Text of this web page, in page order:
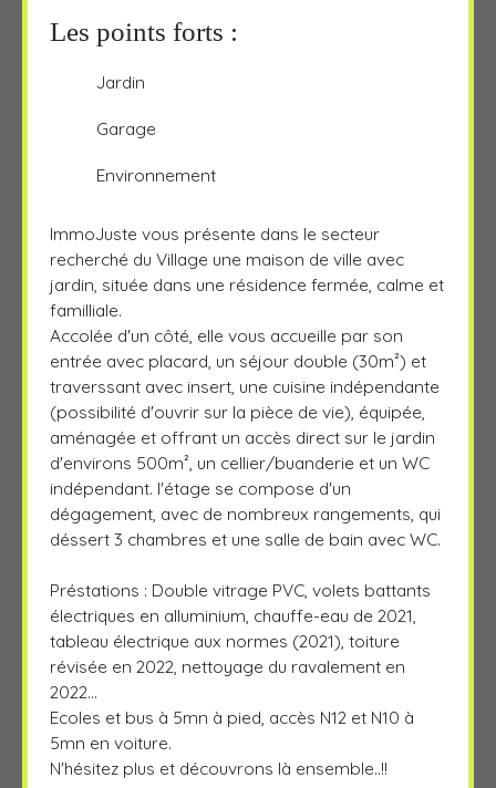
Les points forts :
Jardin
Garage
Environnement
ImmoJuste vous présente dans le secteur
recherché du Village une maison de ville avec
jardin, située dans une résidence fermée, calme et
familliale.
Accolée d'un côté, elle vous accueille par son
entrée avec placard, un séjour double (30m²) et
traverssant avec insert, une cuisine indépendante
(possibilité d'ouvrir sur la pièce de vie), équipée,
aménagée et offrant un accès direct sur le jardin
d'environs 500m², un cellier/buanderie et un WC
indépendant. l'étage se compose d'un
dégagement, avec de nombreux rangements, qui
déssert 3 chambres et une salle de bain avec WC.
Préstations : Double vitrage PVC, volets battants
électriques en alluminium, chauffe-eau de 2021,
tableau électrique aux normes (2021), toiture
révisée en 2022, nettoyage du ravalement en
2022...
Ecoles et bus à 5mn à pied, accès N12 et N10 à
5mn en voiture.
N'hésitez plus et découvrons là ensemble..!!